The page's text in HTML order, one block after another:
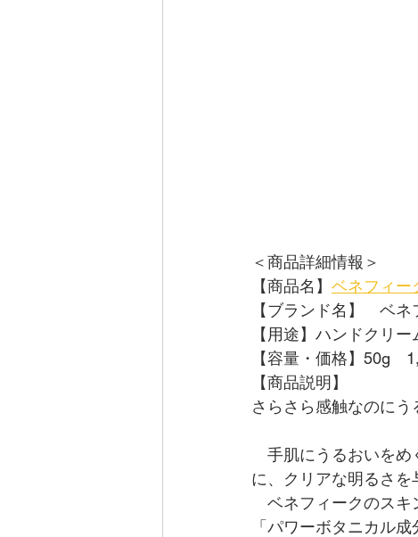
＜商品詳細情報＞
【商品名】 ベネフィー
【ブランド名】　ベネ
【用途】ハンドクリー
【容量・価格】50g　
【商品説明】
さらさら感触なのにう
手肌にうるおいをめ
に、クリアな明るさを
ベネフィークのスキ
「パワーボタニカル